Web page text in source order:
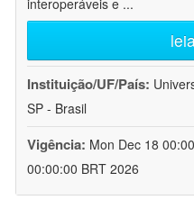
interoperáveis e ...
Instituição/UF/País:
SP - Brasil
Vigência: Mon Dec 18
00:00:00 BRT 2026